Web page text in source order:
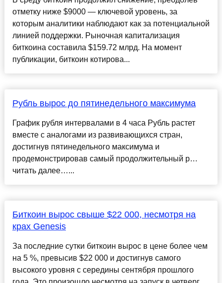
отметку ниже $9000 — ключевой уровень, за
которым аналитики наблюдают как за потенциальной
линией поддержки. Рыночная капитализация
биткоина составила $159.72 млрд. На момент
публикации, биткоин котирова...
Рубль вырос до пятинедельного максимума
График рубля интервалами в 4 часа Рубль растет
вместе с аналогами из развивающихся стран,
достигнув пятинедельного максимума и
продемонстрировав самый продолжительный р…
читать далее…...
Биткоин вырос свыше $22 000, несмотря на
крах Genesis
За последние сутки биткоин вырос в цене более чем
на 5 %, превысив $22 000 и достигнув самого
высокого уровня с середины сентября прошлого